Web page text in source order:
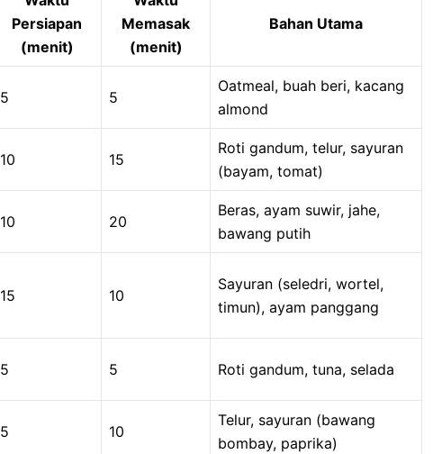
Persiapan
(menit)
Memasak
(menit)
Bahan Utama
5 5
Oatmeal, buah beri, kacang
almond
10 15
Roti gandum, telur, sayuran
(bayam, tomat)
10 20
Beras, ayam suwir, jahe,
bawang putih
15 10
Sayuran (seledri, wortel,
timun), ayam panggang
5 5 Roti gandum, tuna, selada
5 10
Telur, sayuran (bawang
bombay, paprika)